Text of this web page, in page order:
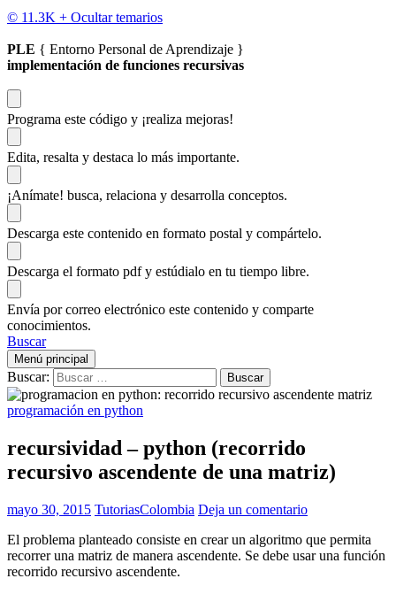
© 11.3K + Ocultar temarios
PLE { Entorno Personal de Aprendizaje }
implementación de funciones recursivas
Programa este código y ¡realiza mejoras!
Edita, resalta y destaca lo más importante.
¡Anímate! busca, relaciona y desarrolla conceptos.
Descarga este contenido en formato postal y compártelo.
Descarga el formato pdf y estúdialo en tu tiempo libre.
Envía por correo electrónico este contenido y comparte
conocimientos.
Buscar
Menú principal
Buscar:
programación en python
recursividad – python (recorrido
recursivo ascendente de una matriz)
mayo 30, 2015 TutoriasColombia Deja un comentario
El problema planteado consiste en crear un algoritmo que permita
recorrer una matriz de manera ascendente. Se debe usar una función
recorrido recursivo ascendente.